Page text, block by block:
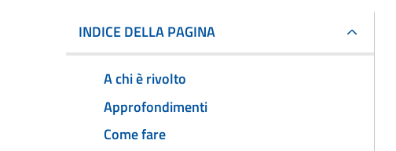
INDICE DELLA PAGINA
A chi è rivolto
Approfondimenti
Come fare